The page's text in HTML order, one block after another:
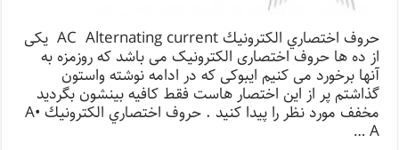
حروف اختصاري الكترونيك AC Alternating current یکی
از ده ها حروف اختصاری الکترونیک می باشد که روزمزه به
آنها برخورد می کنیم ایبوکی که در ادامه نوشته واستون
گذاشتم پر از این اختصار هاست فقط کافیه بینشون بگردید
مخفف مورد نظر را پیدا کنید . حروف اختصاري الكترونيك A•
A …